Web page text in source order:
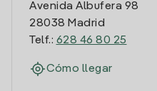
Avenida Albufera 98
28038 Madrid
Telf.: 628 46 80 25
Cómo llegar